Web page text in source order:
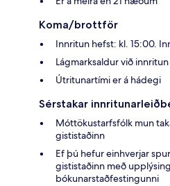
Koma/brottför
Innritun hefst: kl. 15:00.
Lágmarksaldur við innritun
Útritunartími er á hádegi
Sérstakar
Móttökustarfsfólk mun
gististaðinn
Ef þú hefur einhverjar
gististaðinn með
bókunarstaðfestingunni